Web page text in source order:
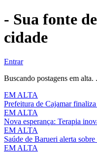
- Sua fonte
cidade
Entrar
Buscando postagens em alta.
EM ALTA
Prefeitura de Cajamar
EM ALTA
Nova esperança: Terapia
EM ALTA
Saúde de Barueri alerta
EM ALTA